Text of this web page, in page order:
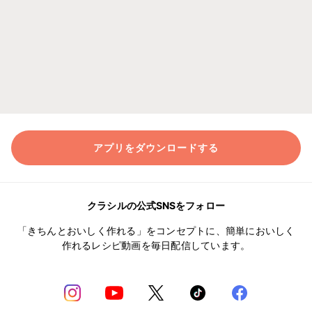
アプリをダウンロードする
クラシルの公式SNSをフォロー
「きちんとおいしく作れる」をコンセプトに、簡単においしく
作れるレシピ動画を毎日配信しています。